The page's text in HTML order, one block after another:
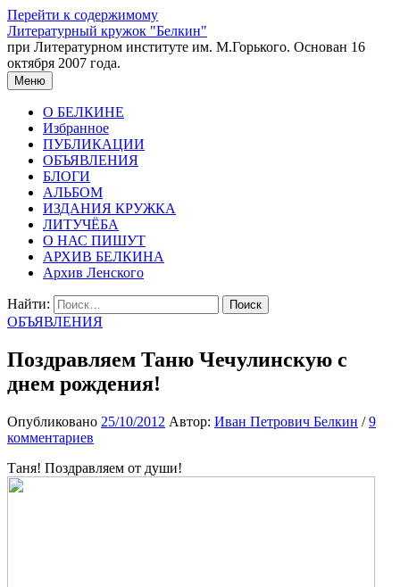
Перейти к содержимому
Литературный кружок "Белкин"
при Литературном институте им. М.Горького. Основан 16
октября 2007 года.
Меню
О БЕЛКИНЕ
Избранное
ПУБЛИКАЦИИ
ОБЪЯВЛЕНИЯ
БЛОГИ
АЛЬБОМ
ИЗДАНИЯ КРУЖКА
ЛИТУЧЁБА
О НАС ПИШУТ
АРХИВ БЕЛКИНА
Архив Ленского
Найти:
ОБЪЯВЛЕНИЯ
Поздравляем Таню Чечулинскую с
днем рождения!
Опубликовано 25/10/2012 Автор: Иван Петрович Белкин /9
комментариев
Таня! Поздравляем от души!